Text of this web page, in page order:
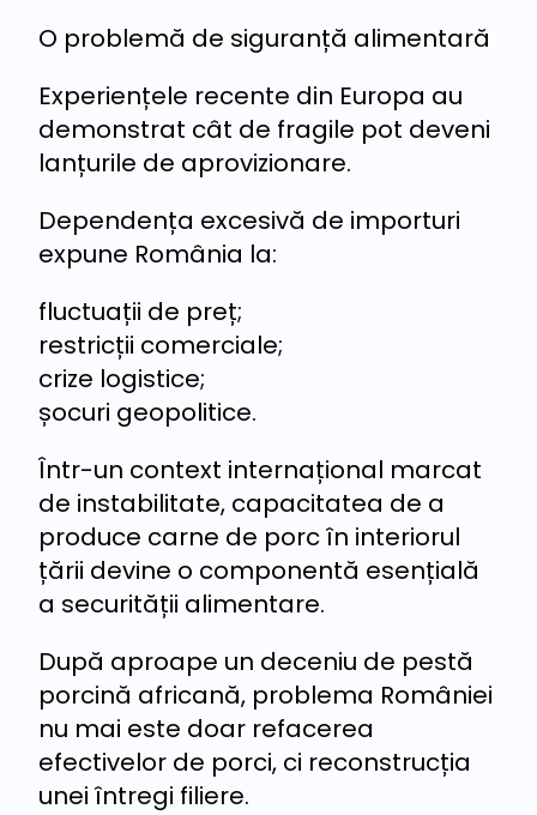
O problemă de siguranță alimentară
Experiențele recente din Europa au
demonstrat cât de fragile pot deveni
lanțurile de aprovizionare.
Dependența excesivă de importuri
expune România la:
fluctuații de preț;
restricții comerciale;
crize logistice;
șocuri geopolitice.
Într-un context internațional marcat
de instabilitate, capacitatea de a
produce carne de porc în interiorul
țării devine o componentă esențială
a securității alimentare.
După aproape un deceniu de pestă
porcină africană, problema României
nu mai este doar refacerea
efectivelor de porci, ci reconstrucția
unei întregi filiere.